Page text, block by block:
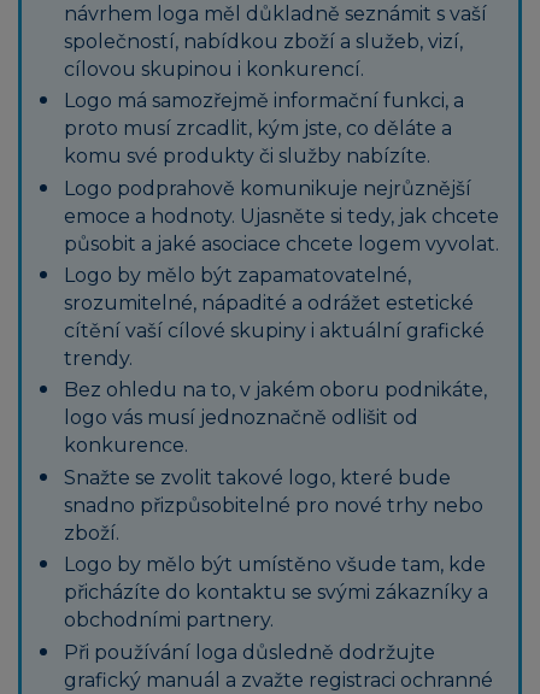
návrhem loga měl důkladně seznámit s vaší
společností, nabídkou zboží a služeb, vizí,
cílovou skupinou i konkurencí.
Logo má samozřejmě informační funkci, a
proto musí zrcadlit, kým jste, co děláte a
komu své produkty či služby nabízíte.
Logo podprahově komunikuje nejrůznější
emoce a hodnoty. Ujasněte si tedy, jak chcete
působit a jaké asociace chcete logem vyvolat.
Logo by mělo být zapamatovatelné,
srozumitelné, nápadité a odrážet estetické
cítění vaší cílové skupiny i aktuální grafické
trendy.
Bez ohledu na to, v jakém oboru podnikáte,
logo vás musí jednoznačně odlišit od
konkurence.
Snažte se zvolit takové logo, které bude
snadno přizpůsobitelné pro nové trhy nebo
zboží.
Logo by mělo být umístěno všude tam, kde
přicházíte do kontaktu se svými zákazníky a
obchodními partnery.
Při používání loga důsledně dodržujte
grafický manuál a zvažte registraci ochranné